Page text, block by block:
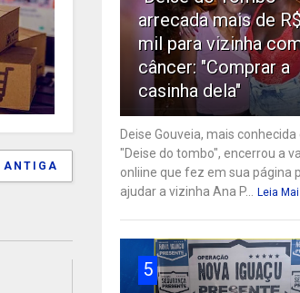
ANTIGA
arrecada mais de
mil para vizinha
câncer: "Comprar a
casinha dela"
Deise Gouveia, mais conhecida
"Deise do tombo", encerrou a
onliine que fez em sua página
ajudar a vizinha Ana P...
Leia
5